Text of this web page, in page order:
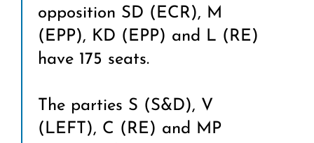
opposition SD (ECR), M
(EPP), KD (EPP) and L (RE)
have 175 seats.
The parties S (S&D), V
(LEFT), C (RE) and MP